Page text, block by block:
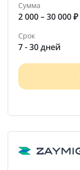
Сумма
2 000 – 30 000 ₽
Срок
7 - 30 дней